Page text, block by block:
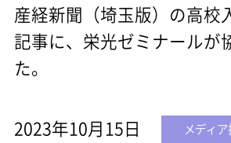
産経新聞（埼玉版）の高校
記事に、栄光ゼミナールが
た。
2023年10月15日 メディ